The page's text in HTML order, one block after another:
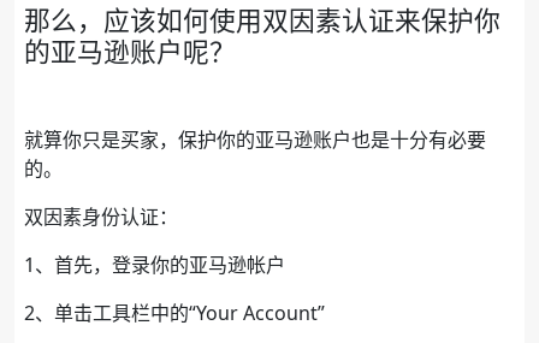
那么，应该如何使用双因素认证来保护你
的亚马逊账户呢？
就算你只是买家，保护你的亚马逊账户也是十分有必要
的。
双因素身份认证：
1、首先，登录你的亚马逊帐户
2、单击工具栏中的“Your Account”